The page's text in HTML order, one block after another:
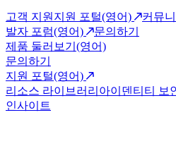
고객 지원 지원 포털(영어) 커뮤
발자 포럼(영어)
문의하기
제품 둘러보기(영어)
문의하기
지원 포털(영어)
리소스 라이브러리 아이덴티티 보
인사이트